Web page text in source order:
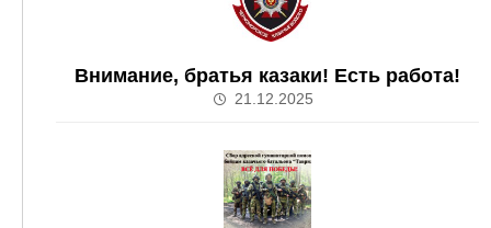
Внимание, братья казаки! Есть работа!
21.12.2025